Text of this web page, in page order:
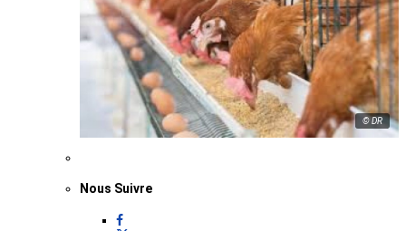
© DR
Nous Suivre